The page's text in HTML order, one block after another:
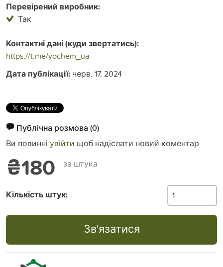
Перевірений виробник:
Так
Контактні дані (куди звертатись):
https://t.me/yochem_ua
Дата публікації: черв. 17, 2024
Публічна розмова (0)
Ви повинні увійти щоб надіслати новий коментар.
₴180 за штука
Кількість штук:
Зв'язатися